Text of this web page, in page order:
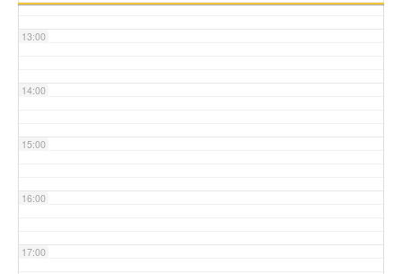
13:00
14:00
15:00
16:00
17:00